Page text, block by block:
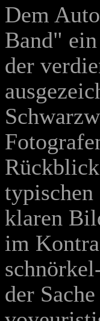
Dem
Band"
der
klaren
im
der